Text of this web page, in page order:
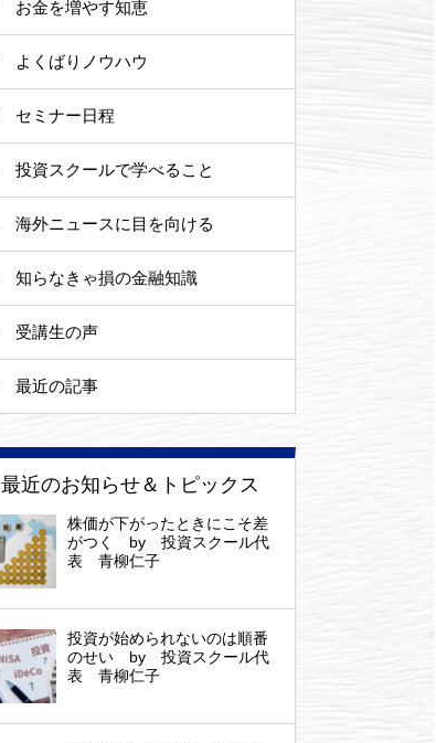
お金を増やす知恵
よくばりノウハウ
セミナー日程
投資スクールで学べること
海外ニュースに目を向ける
知らなきゃ損の金融知識
受講生の声
最近の記事
最近のお知らせ＆トピックス
株価が下がったときにこそ差
がつく by 投資スクール代
表 青柳仁子
投資が始められないのは順番
のせい by 投資スクール代
表 青柳仁子